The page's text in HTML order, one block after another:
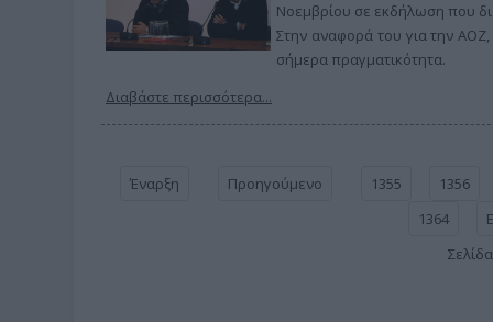
Νοεμβρίου σε εκδήλωση που
Στην αναφορά του για την
σήμερα πραγματικότητα.
Διαβάστε περισσότερα...
Έναρξη Προηγούμενο 1355 1356
1364